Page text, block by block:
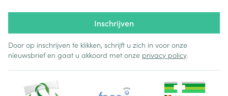
Inschrijven
Door op inschrijven te klikken, schrijft u zich in voor onze
nieuwsbrief en gaat u akkoord met onze privacy policy.